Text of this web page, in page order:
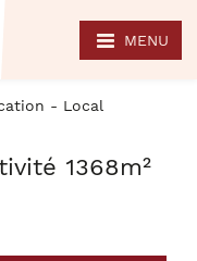
MENU
- Local
1368m²